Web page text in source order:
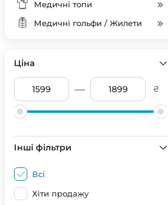
Медичні топи
Медичні гольфи / Жилети
Ціна
— ₴
Інші фільтри
Всі
Хіти продажу